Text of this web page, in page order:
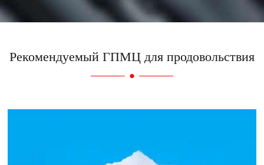
Рекомендуемый ГПМЦ для продовольствия